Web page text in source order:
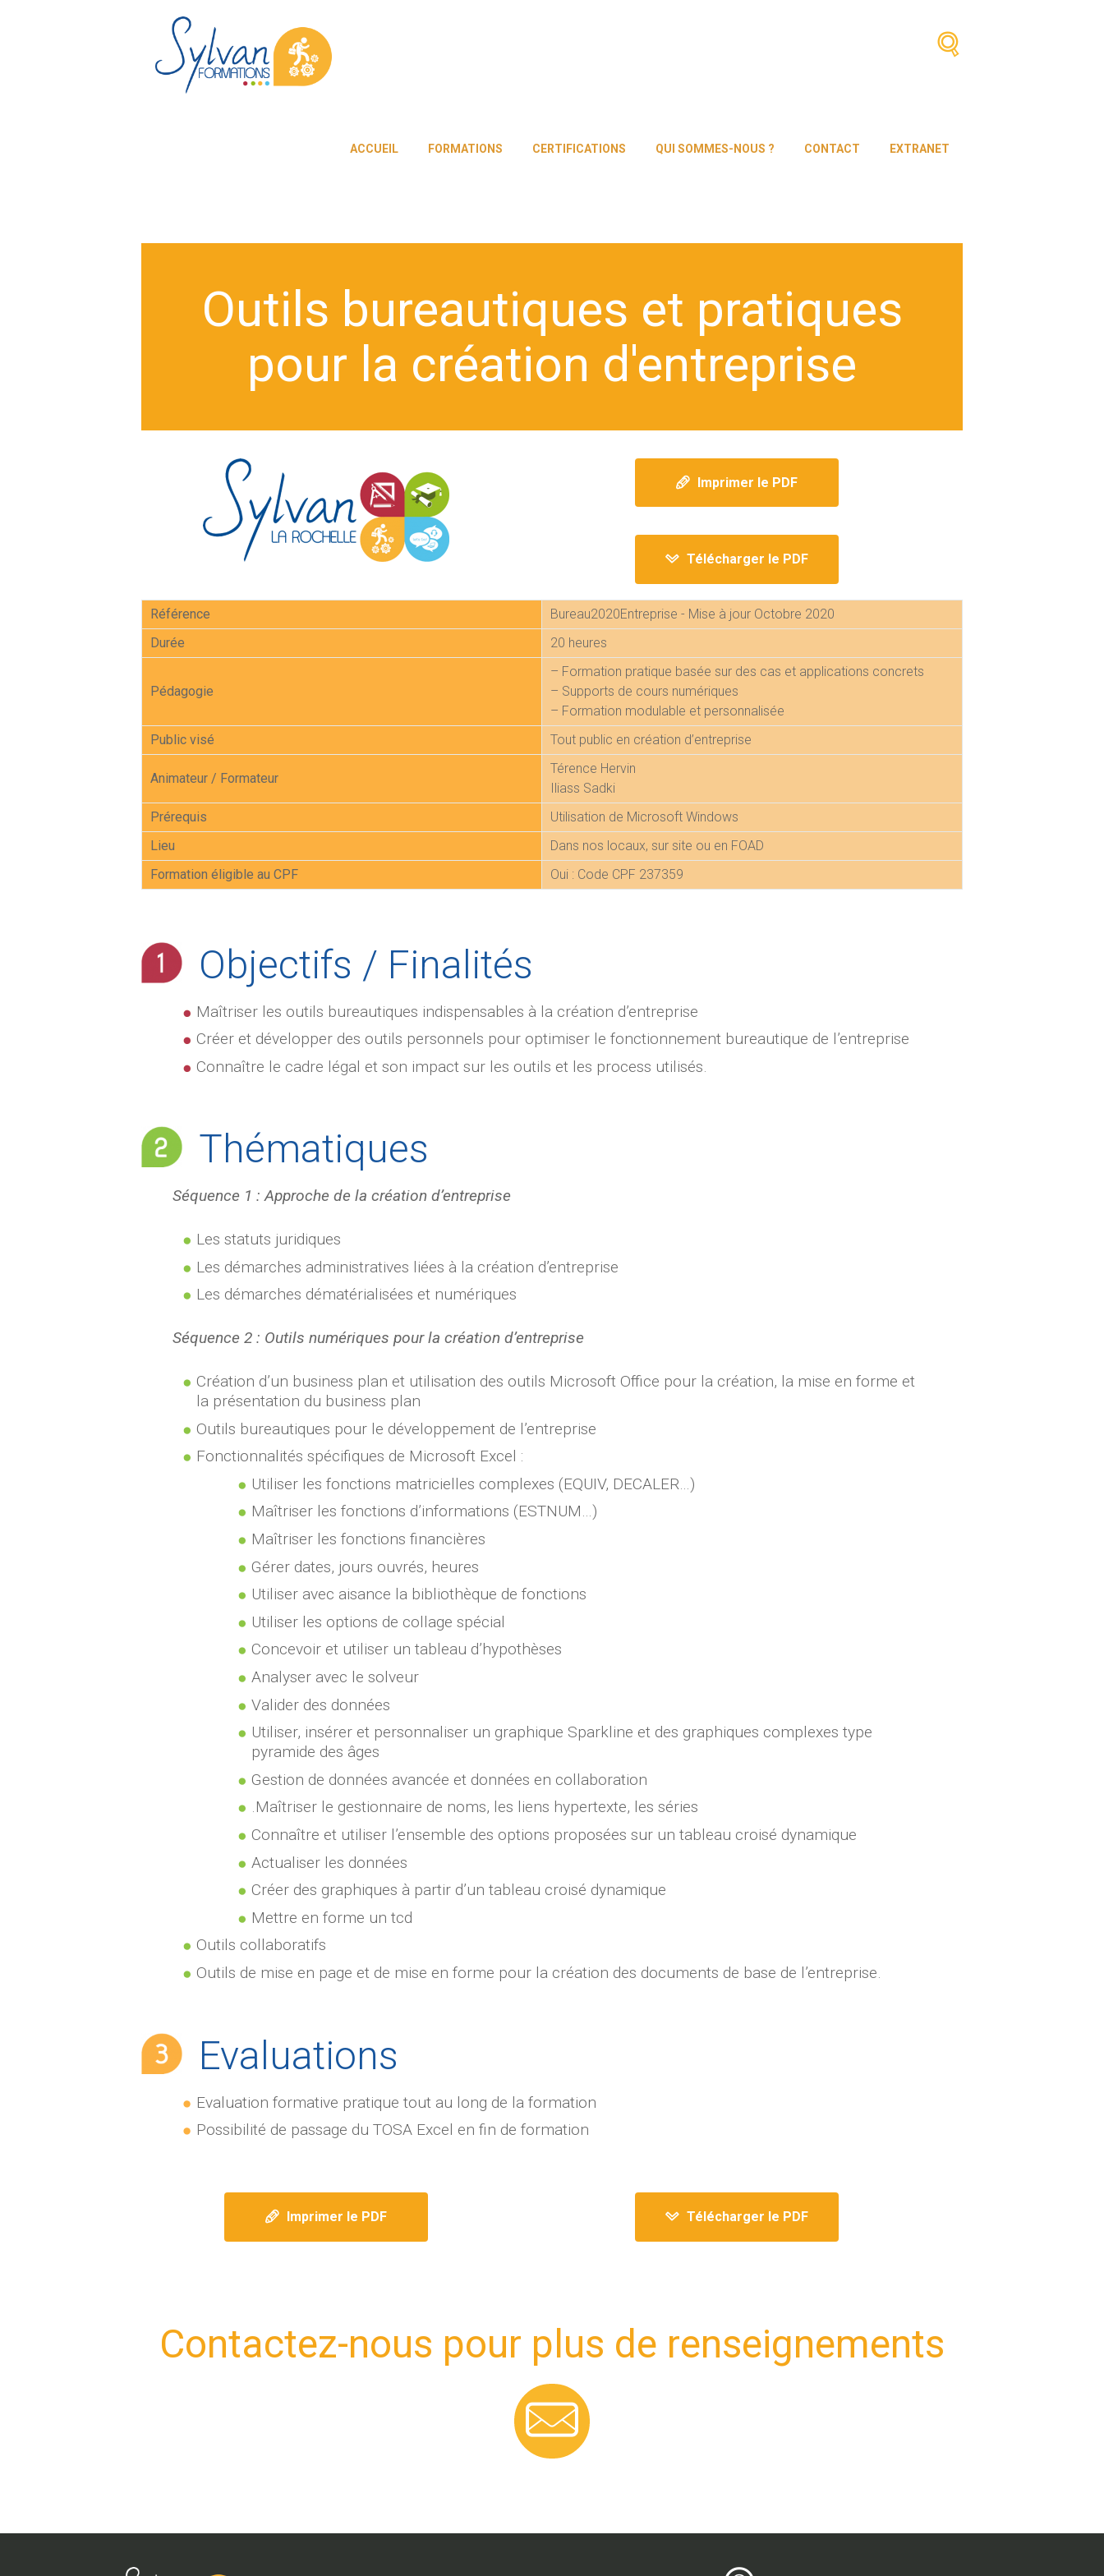
ACCUEIL FORMATIONS CERTIFICATIONS QUI SOMMES-NOUS ? CONTACT EXTRANET
Outils bureautiques et pratiques
pour la création d'entreprise
Imprimer le PDF
Télécharger le PDF
Référence
Bureau2020Entreprise - Mise à jour Octobre 2020
Durée
20 heures
Pédagogie
– Formation pratique basée sur des cas et applications concrets
– Supports de cours numériques
– Formation modulable et personnalisée
Public visé
Tout public en création d’entreprise
Animateur / Formateur
Térence Hervin
Iliass Sadki
Prérequis
Utilisation de Microsoft Windows
Lieu
Dans nos locaux, sur site ou en FOAD
Formation éligible au CPF
Oui : Code CPF 237359
Objectifs / Finalités
Maîtriser les outils bureautiques indispensables à la création d’entreprise
Créer et développer des outils personnels pour optimiser le fonctionnement bureautique de l’entreprise
Connaître le cadre légal et son impact sur les outils et les process utilisés.
Thématiques
Séquence 1 : Approche de la création d’entreprise
Les statuts juridiques
Les démarches administratives liées à la création d’entreprise
Les démarches dématérialisées et numériques
Séquence 2 : Outils numériques pour la création d’entreprise
Création d’un business plan et utilisation des outils Microsoft Office pour la création, la mise en forme et
la présentation du business plan
Outils bureautiques pour le développement de l’entreprise
Fonctionnalités spécifiques de Microsoft Excel :
Utiliser les fonctions matricielles complexes (EQUIV, DECALER…)
Maîtriser les fonctions d’informations (ESTNUM…)
Maîtriser les fonctions financières
Gérer dates, jours ouvrés, heures
Utiliser avec aisance la bibliothèque de fonctions
Utiliser les options de collage spécial
Concevoir et utiliser un tableau d’hypothèses
Analyser avec le solveur
Valider des données
Utiliser, insérer et personnaliser un graphique Sparkline et des graphiques complexes type
pyramide des âges
Gestion de données avancée et données en collaboration
.Maîtriser le gestionnaire de noms, les liens hypertexte, les séries
Connaître et utiliser l’ensemble des options proposées sur un tableau croisé dynamique
Actualiser les données
Créer des graphiques à partir d’un tableau croisé dynamique
Mettre en forme un tcd
Outils collaboratifs
Outils de mise en page et de mise en forme pour la création des documents de base de l’entreprise.
Evaluations
Evaluation formative pratique tout au long de la formation
Possibilité de passage du TOSA Excel en fin de formation
Imprimer le PDF Télécharger le PDF
Contactez-nous pour plus de renseignements